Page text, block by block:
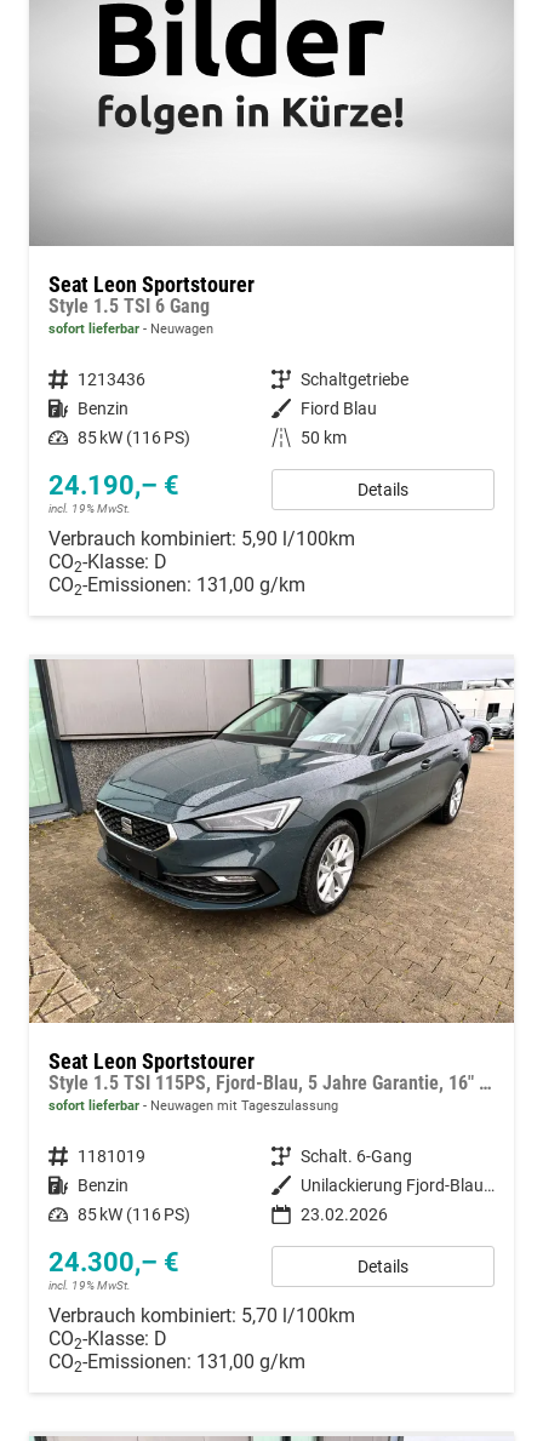
Seat Leon Sportstourer
Style 1.5 TSI 6 Gang
sofort lieferbar Neuwagen
Fahrzeugnummer 1213436 Getriebe Schaltgetriebe
Kraftstoff Benzin Außenfarbe Fiord Blau
Leistung 85 kW (116 PS) Kilometerstand 50 km
24.190,– €
incl. 19% MwSt.
Details
Verbrauch kombiniert: 5,90 l/100km
CO2-Klasse: D
CO2-Emissionen: 131,00 g/km
Seat Leon Sportstourer
Style 1.5 TSI 115PS, Fjord-Blau, 5 Jahre Garantie, 16" ALU, MATRIX-LED, Privacy-Glas, Winter-Paket, 3-Zonen-Climatronic, ParkAssist, Parksensoren v/h, Rückfahrkamera, Radio 10,4" + Full-Link, Tempomat, M-Lederlenkrad, variabler Ladeboden
sofort lieferbar Neuwagen mit Tageszulassung
Fahrzeugnummer 1181019 Getriebe Schalt. 6-Gang
Kraftstoff Benzin Außenfarbe
Unilackierung Fjord-Blau (Vermerk: hohe Lackempfindlichkeit!)
Leistung 85 kW (116 PS) 23.02.2026
24.300,– €
incl. 19% MwSt.
Details
Verbrauch kombiniert: 5,70 l/100km
CO2-Klasse: D
CO2-Emissionen: 131,00 g/km